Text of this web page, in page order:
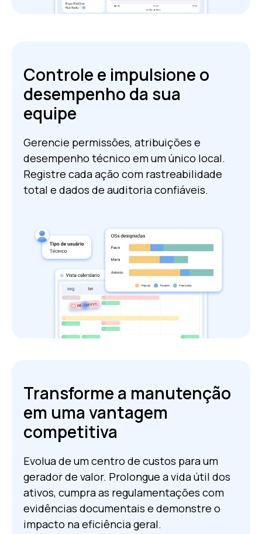
Controle e impulsione o
desempenho da sua
equipe
Gerencie permissões, atribuições e
desempenho técnico em um único local.
Registre cada ação com rastreabilidade
total e dados de auditoria confiáveis.
Transforme a manutenção
em uma vantagem
competitiva
Evolua de um centro de custos para um
gerador de valor. Prolongue a vida útil dos
ativos, cumpra as regulamentações com
evidências documentais e demonstre o
impacto na eficiência geral.